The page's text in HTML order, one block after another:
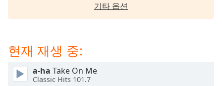
modal
window.
기타 옵션
현재 재생 중:
a-ha Take On Me
Classic Hits 101.7